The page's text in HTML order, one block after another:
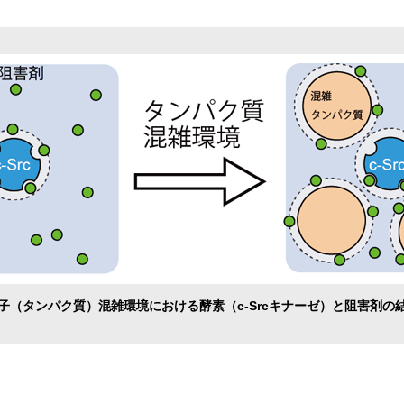
（タンパク質）混雑環境における酵素（c-Srcキナーゼ）と阻害剤の